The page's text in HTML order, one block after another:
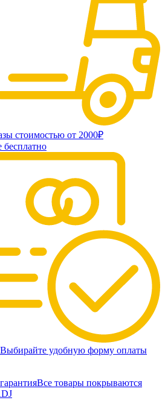
стоимостью от 2000₽
бесплатно
Выбирайте удобную форму оплаты
Все товары покрываются